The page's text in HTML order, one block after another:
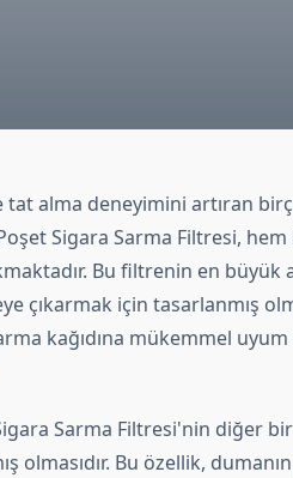
alma deneyimini artıran
Sigara Sarma Filtresi,
Bu filtrenin en
çıkarmak için tasarlanmış
kağıdına mükemmel
Sarma Filtresi'nin diğer
olmasıdır. Bu özellik,